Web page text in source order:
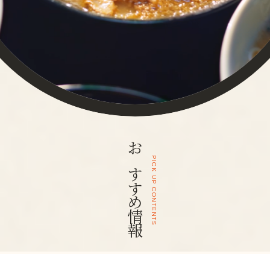
PICK UP CONTENTS
おすすめ情報